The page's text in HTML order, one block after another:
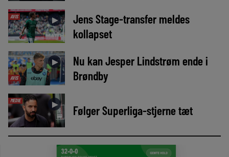
AVIS ►
Jens Stage-transfer meldes
kollapset
AVIS
►
Nu kan Jesper Lindstrøm ende i
Brøndby
MEDIE ► Følger Superliga-stjerne tæt